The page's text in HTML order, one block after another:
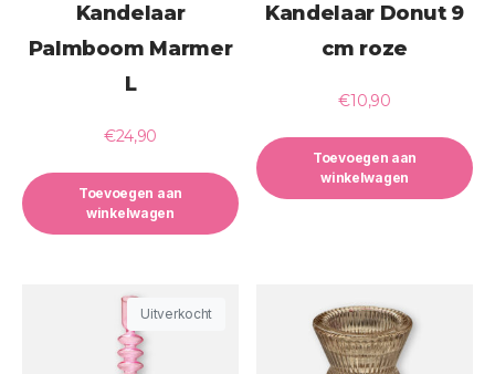
Kandelaar
Palmboom Marmer
L
€24,90
Toevoegen aan
winkelwagen
Kandelaar Donut 9
cm roze
€10,90
Toevoegen aan
winkelwagen
Uitverkocht